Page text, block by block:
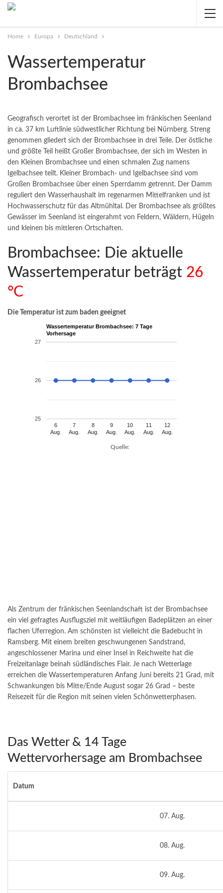
Home Europa Deutschland
Wassertemperatur
Brombachsee
Geografisch verortet ist der Brombachsee im fränkischen Seenland
in ca. 37 km Luftlinie südwestlicher Richtung bei Nürnberg. Streng
genommen gliedert sich der Brombachsee in drei Teile. Der östliche
und größte Teil heißt Großer Brombachsee, der sich im Westen in
den Kleinen Brombachsee und einen schmalen Zug namens
Igelbachsee teilt. Kleiner Brombach- und Igelbachsee sind vom
Großen Brombachsee über einen Sperrdamm getrennt. Der Damm
reguliert den Wasserhaushalt im regenarmen Mittelfranken und ist
Hochwasserschutz für das Altmühltal. Der Brombachsee als größtes
Gewässer im Seenland ist eingerahmt von Feldern, Wäldern, Hügeln
und kleinen bis mittleren Ortschaften.
Brombachsee: Die aktuelle
Wassertemperatur beträgt 26
°C
Die Temperatur ist zum baden geeignet
Wassertemperatur Brombachsee: 7 Tage
Vorhersage
6
Aug.
7
Aug.
8
Aug.
9
Aug.
10
Aug.
11
Aug.
12
Aug.
25
26
27
Quelle:
Als Zentrum der fränkischen Seenlandschaft ist der Brombachsee
ein viel gefragtes Ausflugsziel mit weitläufigen Badeplätzen an einer
flachen Uferregion. Am schönsten ist vielleicht die Badebucht in
Ramsberg. Mit einem breiten geschwungenen Sandstrand,
angeschlossener Marina und einer Insel in Reichweite hat die
Freizeitanlage beinah südländisches Flair. Je nach Wetterlage
erreichen die Wassertemperaturen Anfang Juni bereits 21 Grad, mit
Schwankungen bis Mitte/Ende August sogar 26 Grad – beste
Reisezeit für die Region mit seinen vielen Schönwetterphasen.
Das Wetter & 14 Tage
Wettervorhersage am Brombachsee
Datum
07. Aug.
08. Aug.
09. Aug.